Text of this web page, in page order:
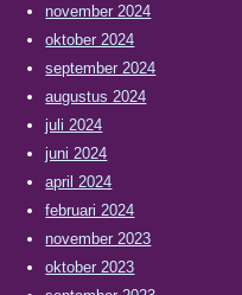
november 2024
oktober 2024
september 2024
augustus 2024
juli 2024
juni 2024
april 2024
februari 2024
november 2023
oktober 2023